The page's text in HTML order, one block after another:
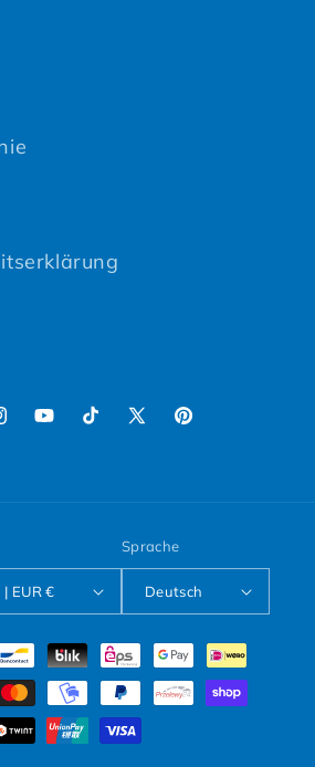
YouTubeTikTokX (Twitter)
Pinterest
Deutschland | EUR €
Sprache
Deutsch